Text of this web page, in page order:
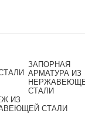
ЗАПОРНАЯ
АРМАТУРА ИЗ
СТАЛИ
ИЗ
СТАЛИ